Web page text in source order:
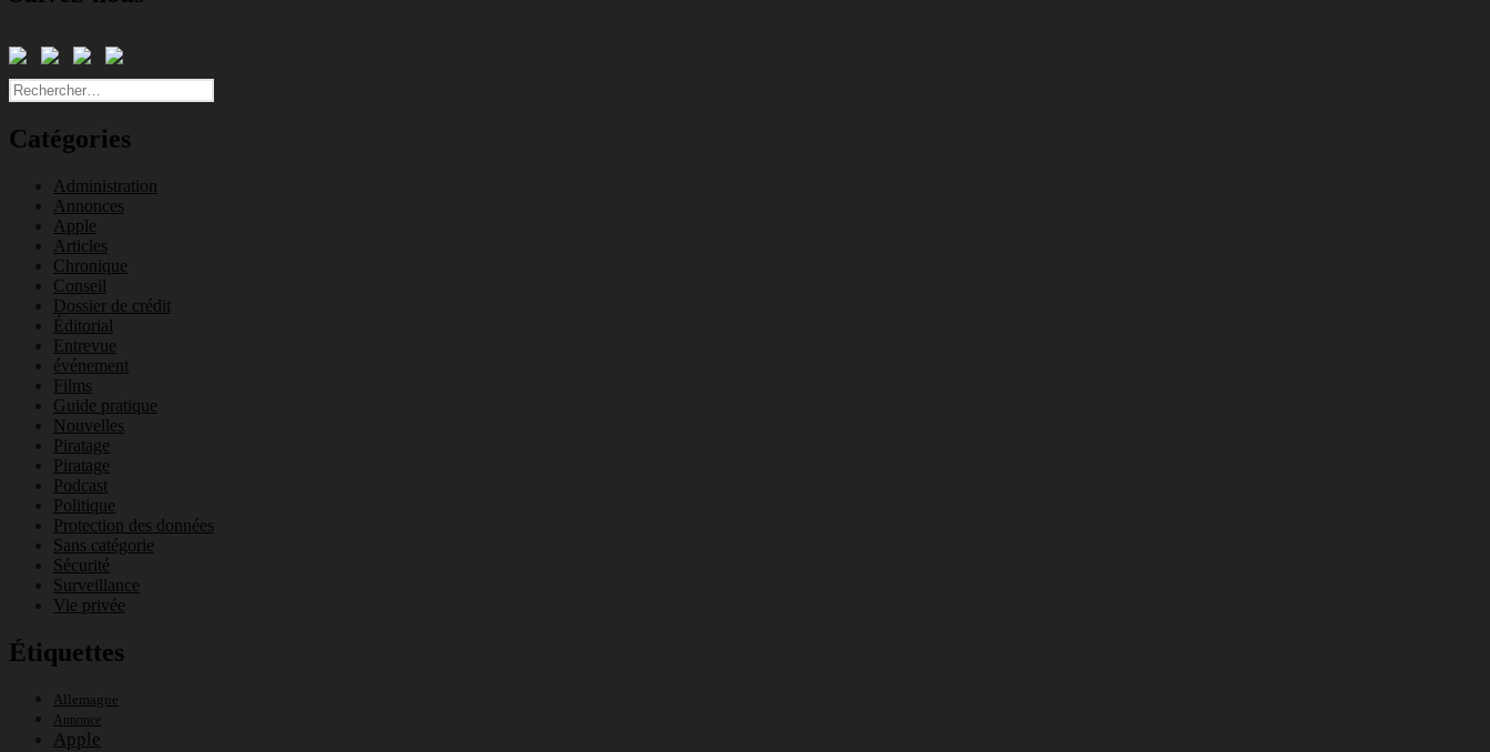
Rechercher :
Catégories
Administration
Annonces
Apple
Articles
Chronique
Conseil
Dossier de crédit
Éditorial
Entrevue
événement
Films
Guide pratique
Nouvelles
Piratage
Piratage
Podcast
Politique
Protection des données
Sans catégorie
Sécurité
Surveillance
Vie privée
Étiquettes
Allemagne
Annonce
Apple